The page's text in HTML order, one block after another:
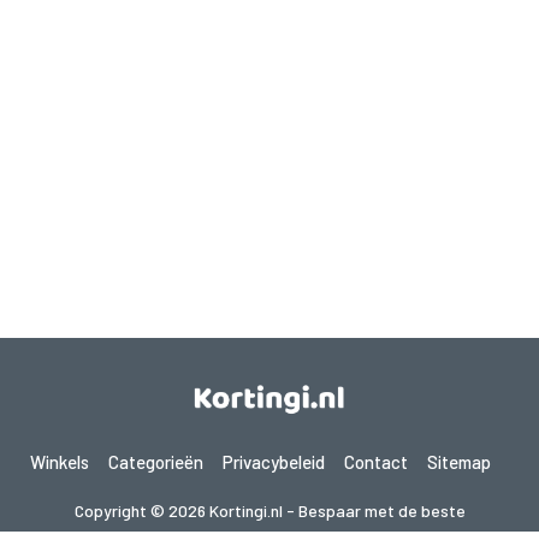
Winkels Categorieën Privacybeleid Contact Sitemap
Copyright © 2026 Kortingi.nl - Bespaar met de beste
kortingscodes 2026. Alle rechten voorbehouden.